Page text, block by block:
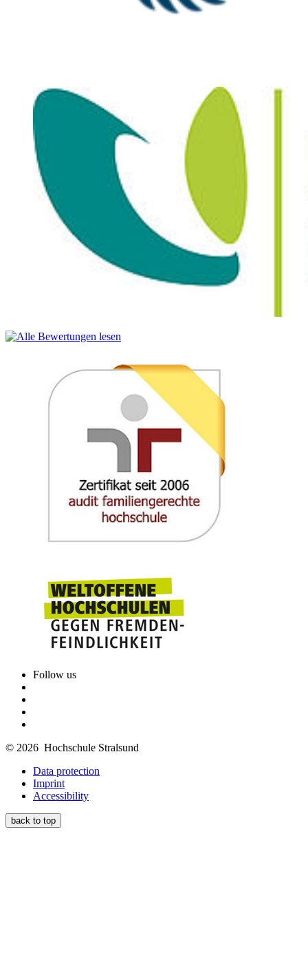
Follow us
© 2026 Hochschule Stralsund
Data protection
Imprint
Accessibility
back to top